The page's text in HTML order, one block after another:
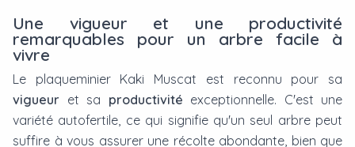
Une vigueur et une productivité
remarquables pour un arbre facile à
vivre
Le plaqueminier Kaki Muscat est reconnu pour sa
vigueur et sa productivité exceptionnelle. C'est une
variété autofertile, ce qui signifie qu'un seul arbre peut
suffire à vous assurer une récolte abondante, bien que